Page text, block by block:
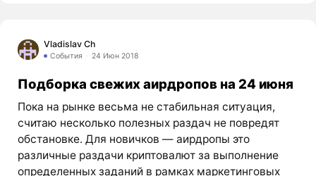
Vladislav Ch
События 24 Июн 2018
Подборка свежих аирдропов на 24 июня
Пока на рынке весьма не стабильная ситуация,
считаю несколько полезных раздач не повредят
обстановке. Для новичков — аирдропы это
различные раздачи криптовалют за выполнение
определенных заданий в рамках маркетинговых